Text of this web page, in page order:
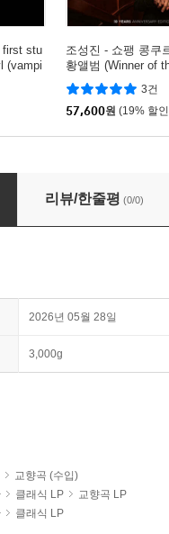
first stu
(vampi
드 컬
조성진 - 쇼팽 콩쿠
황앨범 (Winner of
ternational
Piano Competition)
3건
57,600원 (19% 할
: 교향곡 5번, 10번 아다
리뷰/한줄평 (0/0)
2026년 05월 28일
3,000g
교향곡 (수입)
클래식 LP
교향곡 LP
클래식 LP